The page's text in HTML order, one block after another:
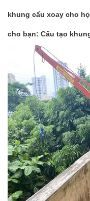
khung cẩu xoay cho
cho bạn: Cấu tạo